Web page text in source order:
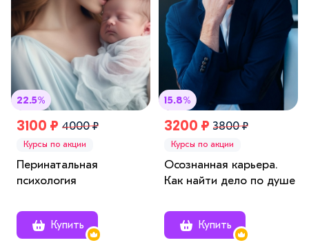
22.5%
3100 ₽ 4000 ₽
Курсы по акции
Перинатальная
психология
Купить
15.8%
3200 ₽ 3800 ₽
Курсы по акции
Осознанная карьера.
Как найти дело по душе
Купить